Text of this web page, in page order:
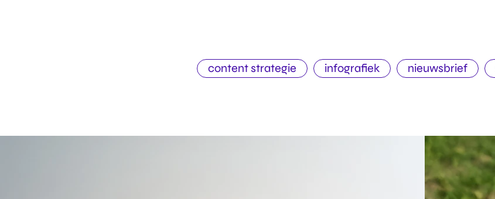
content strategie infografiek nieuwsbrief